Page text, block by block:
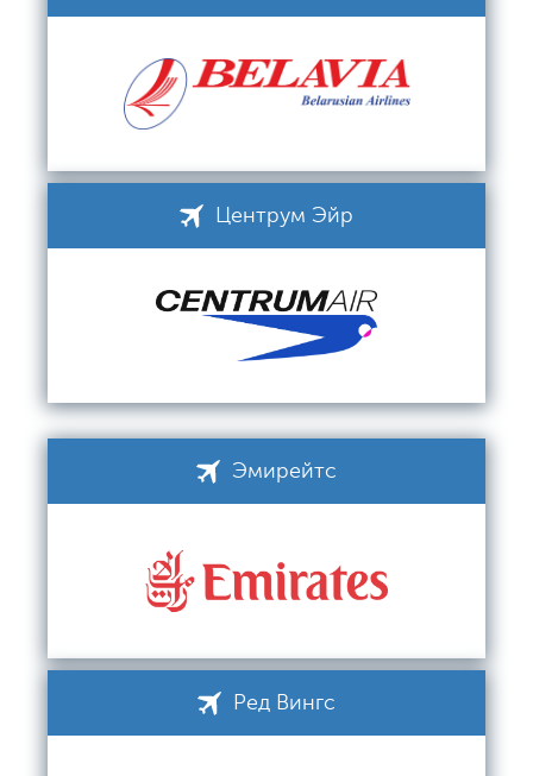
Центрум Эйр
Эмирейтс
Ред Вингс